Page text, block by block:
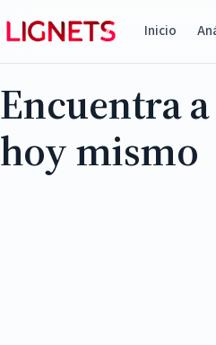
Inicio
Encuentra
hoy mismo